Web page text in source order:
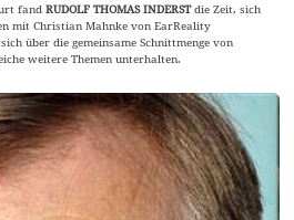
fandRUDOLF THOMAS INDERSTdie Zeit, sich
mit Christian Mahnke von EarReality
über die gemeinsame Schnittmenge von
weitere Themen unterhalten.